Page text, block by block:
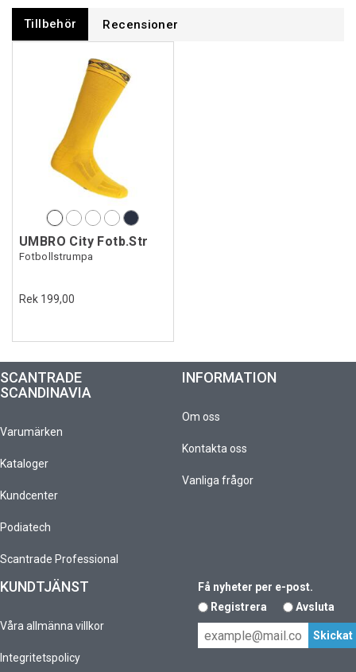
Tillbehör Recensioner
UMBRO City Fotb.Str
Fotbollstrumpa
Rek 199,00
SCANTRADE
SCANDINAVIA
Varumärken
Kataloger
Kundcenter
Podiatech
Scantrade Professional
INFORMATION
Om oss
Kontakta oss
Vanliga frågor
KUNDTJÄNST
Våra allmänna villkor
Integritetspolicy
Få nyheter per e-post.
Registrera
Avsluta